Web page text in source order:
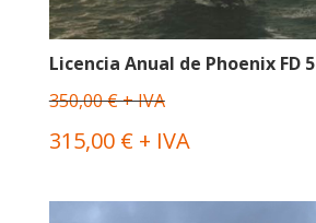
Licencia Anual de Phoenix FD 5
350,00 € + IVA
315,00 € + IVA